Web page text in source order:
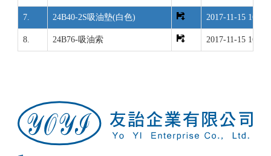
7. 24B40-2S吸油墊(白色) 2017-11-15
8. 24B76-吸油索 2017-11-15